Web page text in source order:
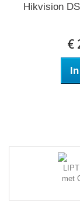
Hikvision
€